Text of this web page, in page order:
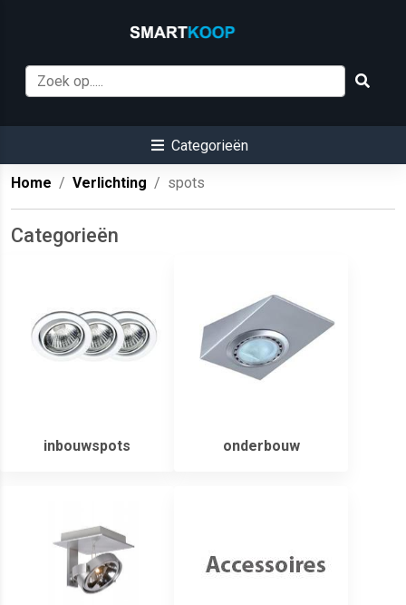
Categorieën
Home Verlichting spots
Categorieën
inbouwspots onderbouw